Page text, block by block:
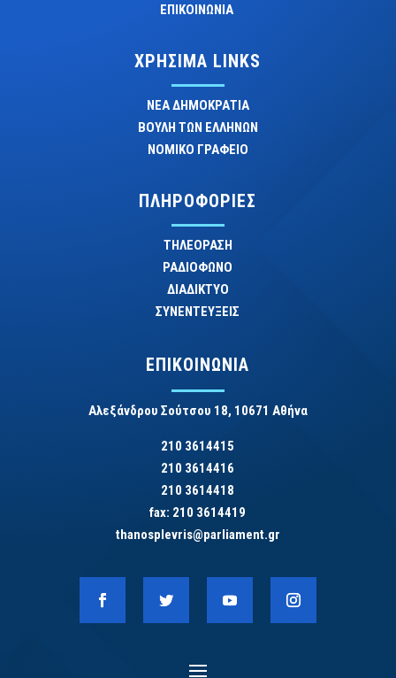
ΕΠΙΚΟΙΝΩΝΙΑ
ΧΡΗΣΙΜΑ LINKS
ΝΕΑ ΔΗΜΟΚΡΑΤΙΑ
ΒΟΥΛΗ ΤΩΝ ΕΛΛΗΝΩΝ
ΝΟΜΙΚΟ ΓΡΑΦΕΙΟ
ΠΛΗΡΟΦΟΡΙΕΣ
ΤΗΛΕΟΡΑΣΗ
ΡΑΔΙΟΦΩΝΟ
ΔΙΑΔΙΚΤΥΟ
ΣΥΝΕΝΤΕΥΞΕΙΣ
ΕΠΙΚΟΙΝΩΝΙΑ
Αλεξάνδρου Σούτσου 18, 10671 Αθήνα
210 3614415
210 3614416
210 3614418
fax: 210 3614419
thanosplevris@parliament.gr